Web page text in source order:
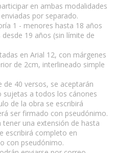
en ambas modalidades
por separado.
1 - menores hasta 18 años
19 años (sin límite de
en Arial 12, con márgenes
de 2cm, interlineado simple
de 40 versos, se aceptarán
a todos los cánones
de la obra se escribirá
ser firmado con pseudónimo.
una extensión de hasta
escribirá completo en
con pseudónimo.